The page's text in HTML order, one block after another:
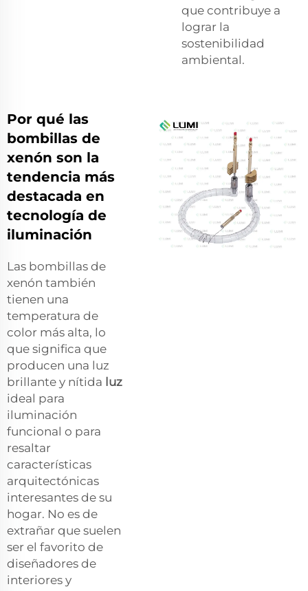
que contribuye a
lograr la
sostenibilidad
ambiental.
Por qué las
bombillas de
xenón son la
tendencia más
destacada en
tecnología de
iluminación
Las bombillas de
xenón también
tienen una
temperatura de
color más alta, lo
que significa que
producen una luz
brillante y nítida luz
ideal para
iluminación
funcional o para
resaltar
características
arquitectónicas
interesantes de su
hogar. No es de
extrañar que suelen
ser el favorito de
diseñadores de
interiores y